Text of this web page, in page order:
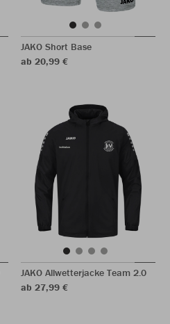
JAKO Short Base
ab 20,99 €
JAKO Allwetterjacke Team 2.0
ab 27,99 €